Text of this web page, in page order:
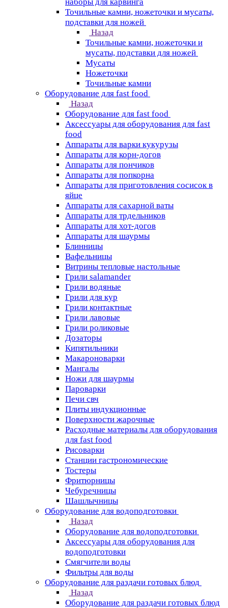
Точильные камни, ножеточки и мусаты,
подставки для ножей
Назад
Точильные камни, ножеточки и
мусаты, подставки для ножей
Мусаты
Ножеточки
Точильные камни
Оборудование для fast food
Назад
Оборудование для fast food
Аксессуары для оборудования для fast
food
Аппараты для варки кукурузы
Аппараты для корн-догов
Аппараты для пончиков
Аппараты для попкорна
Аппараты для приготовления сосисок в
яйце
Аппараты для сахарной ваты
Аппараты для трдельников
Аппараты для хот-догов
Аппараты для шаурмы
Блинницы
Вафельницы
Витрины тепловые настольные
Грили salamander
Грили водяные
Грили для кур
Грили контактные
Грили лавовые
Грили роликовые
Дозаторы
Кипятильники
Макароноварки
Мангалы
Ножи для шаурмы
Пароварки
Печи свч
Плиты индукционные
Поверхности жарочные
Расходные материалы для оборудования
для fast food
Рисоварки
Станции гастрономические
Тостеры
Фритюрницы
Чебуречницы
Шашлычницы
Оборудование для водоподготовки
Назад
Оборудование для водоподготовки
Аксессуары для оборудования для
водоподготовки
Смягчители воды
Фильтры для воды
Оборудование для раздачи готовых блюд
Назад
Оборудование для раздачи готовых блюд